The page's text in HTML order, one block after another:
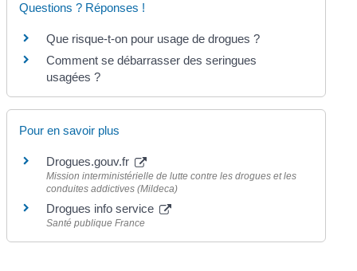
Questions ? Réponses !
Que risque-t-on pour usage de drogues ?
Comment se débarrasser des seringues
usagées ?
Pour en savoir plus
Drogues.gouv.fr
Mission interministérielle de lutte contre les drogues et les
conduites addictives (Mildeca)
Drogues info service
Santé publique France